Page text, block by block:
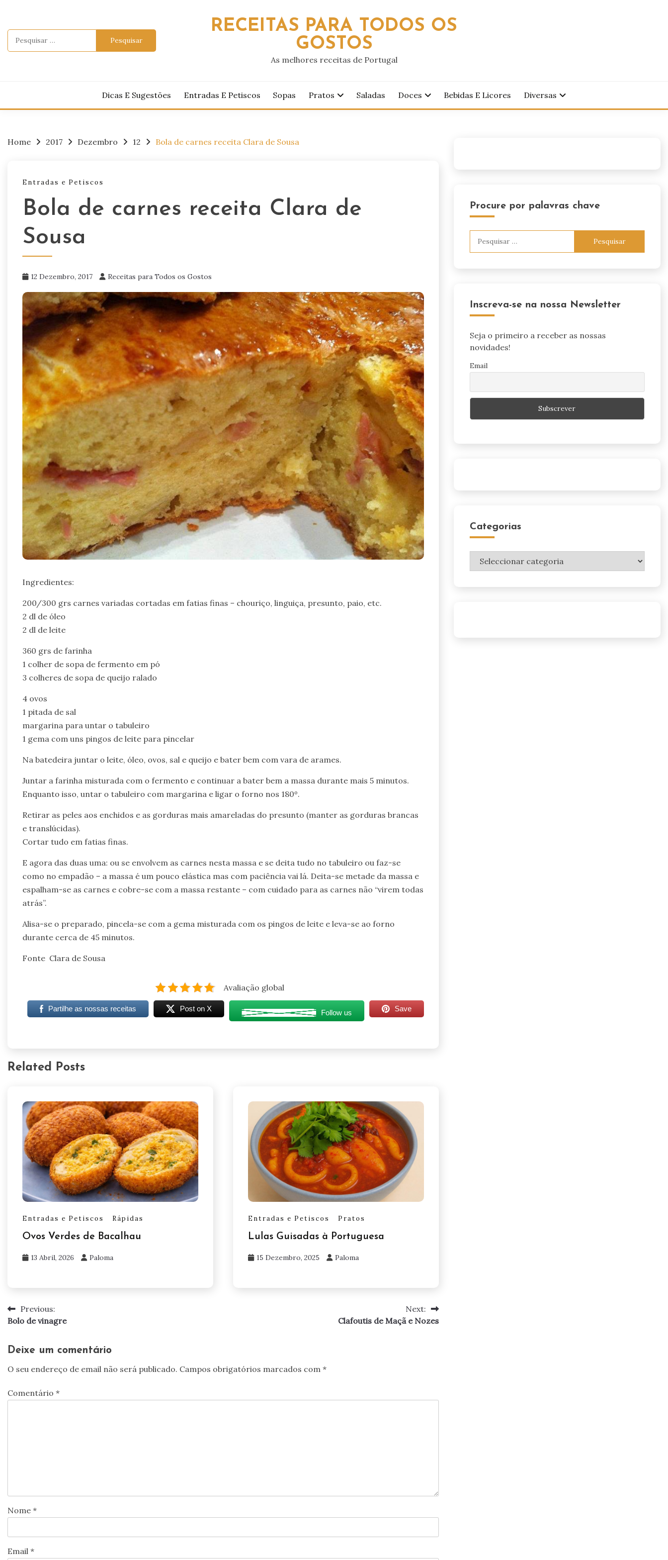
content
RECEITAS PARA TODOS OS
GOSTOS
As melhores receitas de Portugal
Dicas E Sugestões Entradas E Petiscos Sopas Pratos Saladas Doces Bebidas E Licores Diversas
Home 2017 Dezembro 12 Bola de carnes receita Clara de Sousa
Entradas e Petiscos
Bola de carnes receita Clara de
Sousa
12 Dezembro, 2017 Receitas para Todos os Gostos
Ingredientes:
200/300 grs carnes variadas cortadas em fatias finas – chouriço, linguiça, presunto, paio, etc.
2 dl de óleo
2 dl de leite
360 grs de farinha
1 colher de sopa de fermento em pó
3 colheres de sopa de queijo ralado
4 ovos
1 pitada de sal
margarina para untar o tabuleiro
1 gema com uns pingos de leite para pincelar
Na batedeira juntar o leite, óleo, ovos, sal e queijo e bater bem com vara de arames.
Juntar a farinha misturada com o fermento e continuar a bater bem a massa durante mais 5 minutos.
Enquanto isso, untar o tabuleiro com margarina e ligar o forno nos 180º.
Retirar as peles aos enchidos e as gorduras mais amareladas do presunto (manter as gorduras brancas
e translúcidas).
Cortar tudo em fatias finas.
E agora das duas uma: ou se envolvem as carnes nesta massa e se deita tudo no tabuleiro ou faz-se
como no empadão – a massa é um pouco elástica mas com paciência vai lá. Deita-se metade da massa e
espalham-se as carnes e cobre-se com a massa restante – com cuidado para as carnes não “virem todas
atrás”.
Alisa-se o preparado, pincela-se com a gema misturada com os pingos de leite e leva-se ao forno
durante cerca de 45 minutos.
Fonte Clara de Sousa
Avaliação global
Partilhe as nossas receitas Post on X Follow us Save
Related Posts
Entradas e Petiscos Rápidas
Ovos Verdes de Bacalhau
13 Abril, 2026 Paloma
Entradas e Petiscos Pratos
Lulas Guisadas à Portuguesa
15 Dezembro, 2025 Paloma
Navegação
artigos
Previous:
Bolo de vinagre
Next:
Clafoutis de Maçã e Nozes
Deixe um comentário
O seu endereço de email não será publicado. Campos obrigatórios marcados com *
Comentário *
Nome *
Email *
Procure por palavras chave
Inscreva-se na nossa Newsletter
Seja o primeiro a receber as nossas
novidades!
Email
Categorias
Categorias